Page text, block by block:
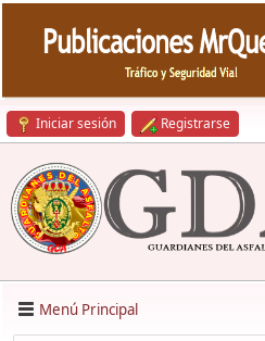
Iniciar sesión Registrarse
Menú Principal